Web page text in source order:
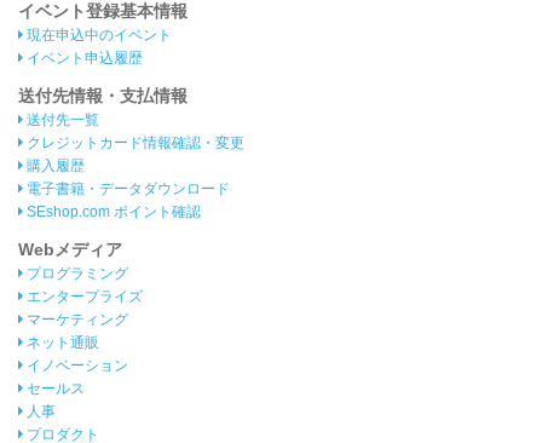
イベント登録基本情報
現在申込中のイベント
イベント申込履歴
送付先情報・支払情報
送付先一覧
クレジットカード情報確認・変更
購入履歴
電子書籍・データダウンロード
SEshop.com ポイント確認
Webメディア
プログラミング
エンタープライズ
マーケティング
ネット通販
イノベーション
セールス
人事
プロダクト